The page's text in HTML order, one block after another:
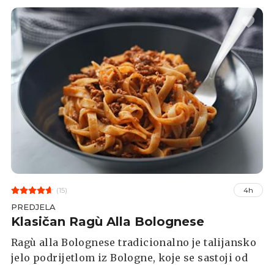
(15) 4h
PREDJELA
Klasičan Ragù Alla Bolognese
Ragù alla Bolognese tradicionalno je talijansko
jelo podrijetlom iz Bologne, koje se sastoji od